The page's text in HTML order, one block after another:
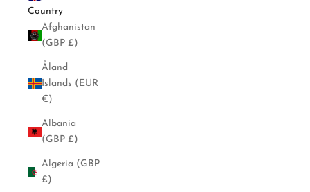
Country
Afghanistan
(GBP £)
Åland
Islands (EUR
€)
Albania
(GBP £)
Algeria (GBP
£)